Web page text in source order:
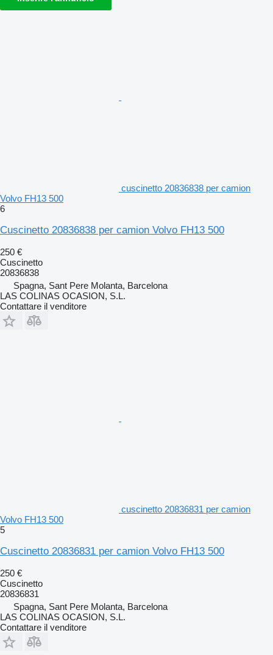
cuscinetto 20836838 per camion
Volvo FH13 500
6
Cuscinetto 20836838 per camion Volvo FH13 500
250 €
Cuscinetto
20836838
Spagna, Sant Pere Molanta, Barcelona
LAS COLINAS OCASION, S.L.
Contattare il venditore
cuscinetto 20836831 per camion
Volvo FH13 500
5
Cuscinetto 20836831 per camion Volvo FH13 500
250 €
Cuscinetto
20836831
Spagna, Sant Pere Molanta, Barcelona
LAS COLINAS OCASION, S.L.
Contattare il venditore